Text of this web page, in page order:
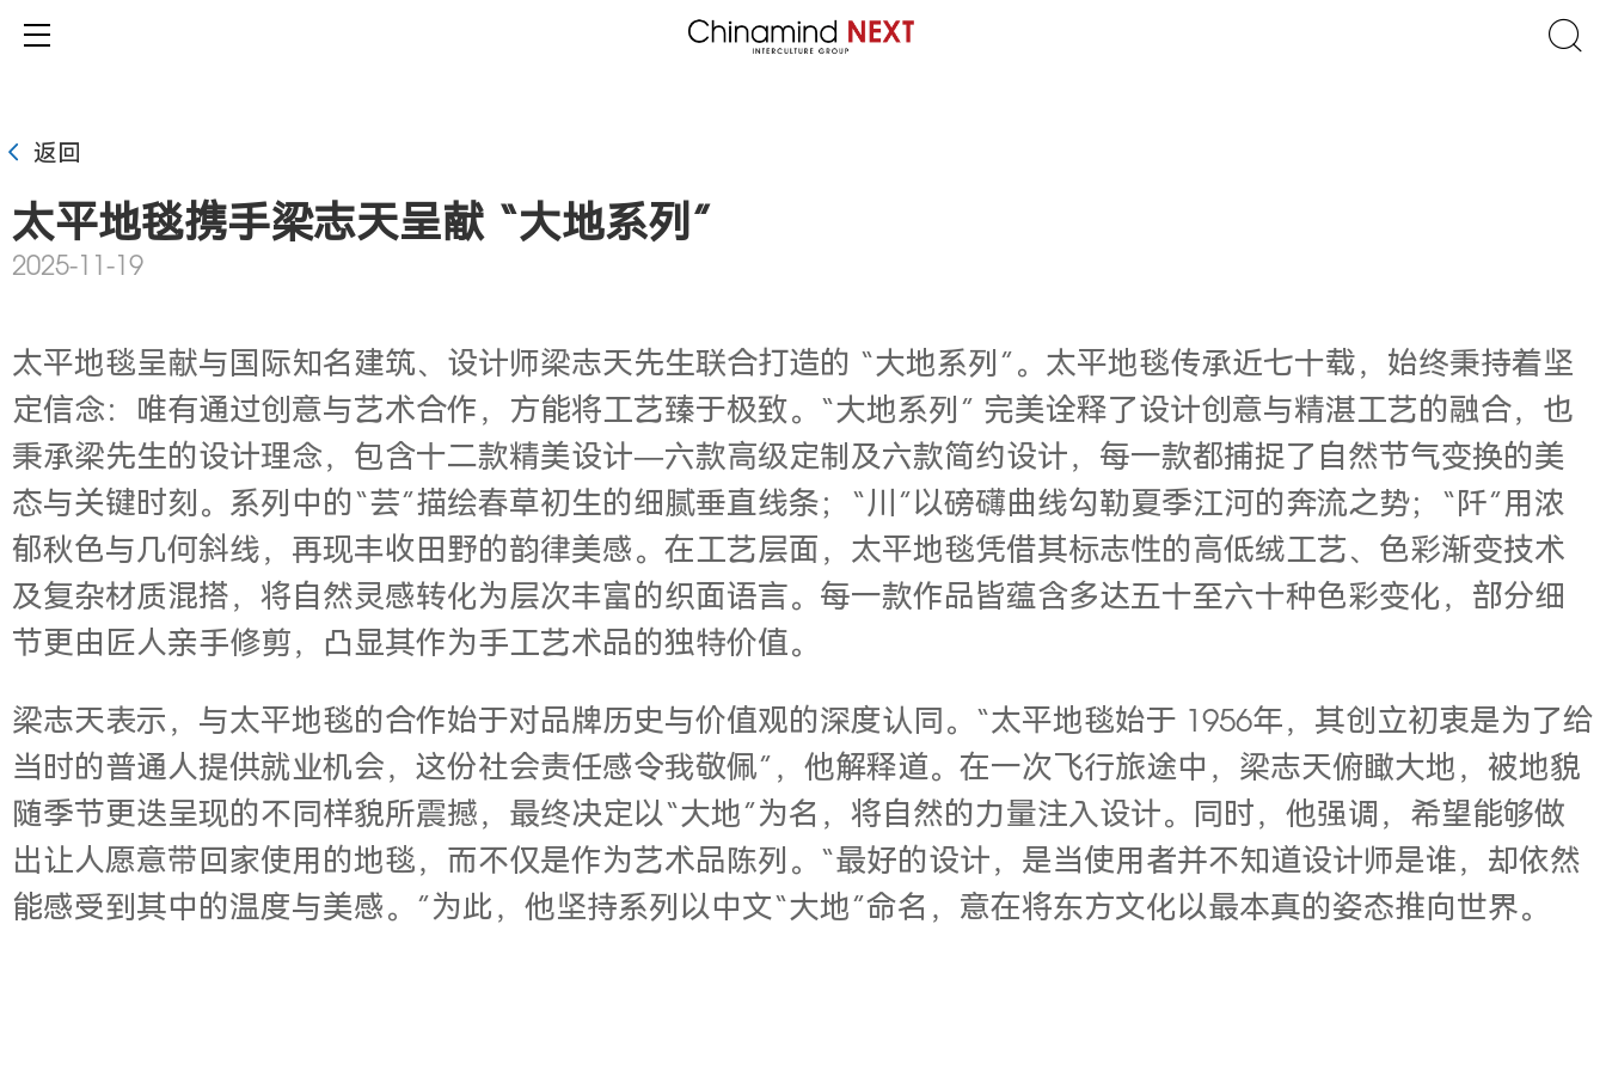
返回
太平地毯携手梁志天呈献 “大地系列”
2025-11-19
太平地毯呈献与国际知名建筑、设计师梁志天先生联合打造的 “大地系列”。 太平地毯传承近七十载，始终秉持着坚
定信念：唯有通过创意与艺术合作，方能将工艺臻于极致。“大地系列” 完美诠释了设计创意与精湛工艺的融合，也
秉承梁先生的设计理念，包含十二款精美设计—六款高级定制及六款简约设计，每一款都捕捉了自然节气变换的美
态与关键时刻。系列中的“芸”描绘春草初生的细腻垂直线条；“川”以磅礴曲线勾勒夏季江河的奔流之势；“阡”用浓
郁秋色与几何斜线，再现丰收田野的韵律美感。在工艺层面，太平地毯凭借其标志性的高低绒工艺、色彩渐变技术
及复杂材质混搭，将自然灵感转化为层次丰富的织面语言。每一款作品皆蕴含多达五十至六十种色彩变化，部分细
节更由匠人亲手修剪，凸显其作为手工艺术品的独特价值。
梁志天表示，与太平地毯的合作始于对品牌历史与价值观的深度认同。“太平地毯始于 1956年，其创立初衷是为了给
当时的普通人提供就业机会，这份社会责任感令我敬佩”，他解释道。在一次飞行旅途中，梁志天俯瞰大地，被地貌
随季节更迭呈现的不同样貌所震撼，最终决定以“大地”为名，将自然的力量注入设计。同时，他强调，希望能够做
出让人愿意带回家使用的地毯，而不仅是作为艺术品陈列。“最好的设计，是当使用者并不知道设计师是谁，却依然
能感受到其中的温度与美感。”为此，他坚持系列以中文“大地”命名，意在将东方文化以最本真的姿态推向世界。